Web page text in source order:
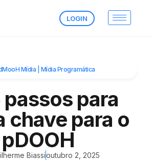
LOGIN
Mídia Mídia Programática
passos para
chave para o
pDOOH
Biassioutubro 2, 2025